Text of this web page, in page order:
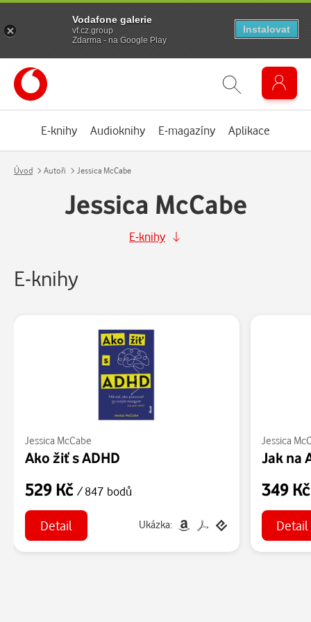
E-knihy Audioknihy E-magazíny Aplikace
Úvod Autoři Jessica McCabe
Jessica McCabe
E-knihy
E-knihy
Jessica McCabe
Ako žiť s ADHD
529 Kč / 847 bodů
Detail Ukázka:
Jessica
Jak na
349
Detail
Vodafone galerie
vf.cz.group
Zdarma - na Google Play
Instalovat